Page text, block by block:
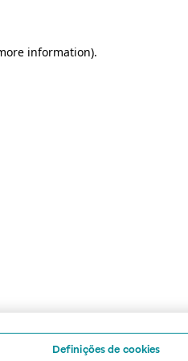
information).
Definições de cookies